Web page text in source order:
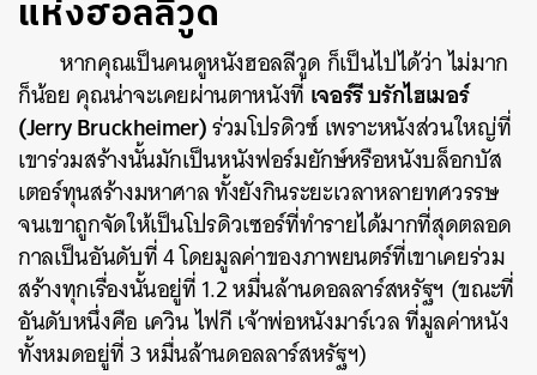
แห่งฮอลลีวูด
หากคุณเป็นคนดูหนังฮอลลีวูด ก็เป็นไปได้ว่า ไม่มาก
ก็น้อย คุณน่าจะเคยผ่านตาหนังที่ เจอร์รี บรักไฮเมอร์
(Jerry Bruckheimer)ร่วมโปรดิวซ์ เพราะหนังส่วนใหญ่ที่
เขาร่วมสร้างนั้นมักเป็นหนังฟอร์มยักษ์หรือหนังบล็อกบัส
เตอร์ทุนสร้างมหาศาล ทั้งยังกินระยะเวลาหลายทศวรรษ
จนเขาถูกจัดให้เป็นโปรดิวเซอร์ที่ทำรายได้มากที่สุดตลอด
กาลเป็นอันดับที่ 4 โดยมูลค่าของภาพยนตร์ที่เขาเคยร่วม
สร้างทุกเรื่องนั้นอยู่ที่ 1.2 หมื่นล้านดอลลาร์สหรัฐฯ (ขณะที่
อันดับหนึ่งคือ เควิน ไฟกี เจ้าพ่อหนังมาร์เวล ที่มูลค่าหนัง
ทั้งหมดอยู่ที่ 3 หมื่นล้านดอลลาร์สหรัฐฯ)